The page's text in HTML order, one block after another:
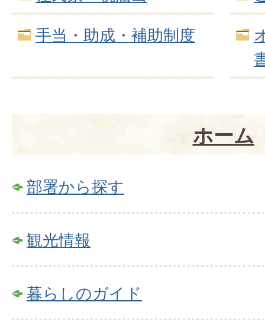
手当・助成・補助制度
ホーム
部署から探す
観光情報
暮らしのガイド